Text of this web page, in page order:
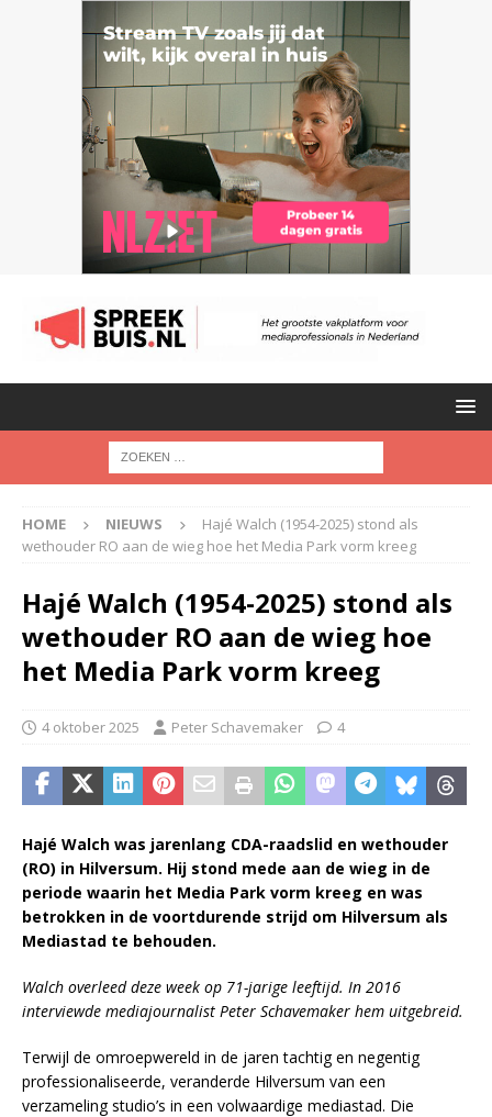
HOME NIEUWS
Hajé Walch (1954-2025) stond als
wethouder RO aan de wieg hoe het Media Park vorm kreeg
Hajé Walch (1954-2025) stond als
wethouder RO aan de wieg hoe
het Media Park vorm kreeg
4 oktober 2025 Peter Schavemaker 4
Hajé Walch was jarenlang CDA-raadslid en wethouder
(RO) in Hilversum. Hij stond mede aan de wieg in de
periode waarin het Media Park vorm kreeg en was
betrokken in de voortdurende strijd om Hilversum als
Mediastad te behouden.
Walch overleed deze week op 71-jarige leeftijd. In 2016
interviewde mediajournalist Peter Schavemaker hem uitgebreid.
Terwijl de omroepwereld in de jaren tachtig en negentig
professionaliseerde, veranderde Hilversum van een
verzameling studio’s in een volwaardige mediastad. Die